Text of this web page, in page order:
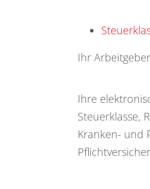
Ihr
Ihre
Steuerklasse,
Kranken- und